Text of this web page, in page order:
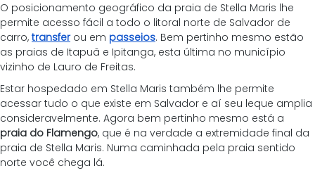
O posicionamento geográfico da praia de Stella Maris lhe
permite acesso fácil a todo o litoral norte de Salvador de
carro, transfer ou em passeios. Bem pertinho mesmo estão
as praias de Itapuã e Ipitanga, esta última no município
vizinho de Lauro de Freitas.
Estar hospedado em Stella Maris também lhe permite
acessar tudo o que existe em Salvador e aí seu leque amplia
consideravelmente. Agora bem pertinho mesmo está a
praia do Flamengo, que é na verdade a extremidade final da
praia de Stella Maris. Numa caminhada pela praia sentido
norte você chega lá.